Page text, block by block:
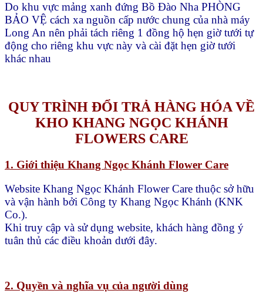
Do khu vực mảng xanh đứng Bồ Đào Nha PHÒNG
BẢO VỆ cách xa nguồn cấp nước chung của nhà máy
Long An nên phải tách riêng 1 đồng hộ hẹn giờ tưới tự
động cho riêng khu vực này và cài đặt hẹn giờ tưới
khác nhau
QUY TRÌNH ĐỔI TRẢ HÀNG HÓA VỀ
KHO KHANG NGỌC KHÁNH
FLOWERS CARE
1. Giới thiệu Khang Ngọc Khánh Flower Care
Website Khang Ngọc Khánh Flower Care thuộc sở hữu
và vận hành bởi Công ty Khang Ngọc Khánh (KNK
Co.).
Khi truy cập và sử dụng website, khách hàng đồng ý
tuân thủ các điều khoản dưới đây.
2. Quyền và nghĩa vụ của người dùng